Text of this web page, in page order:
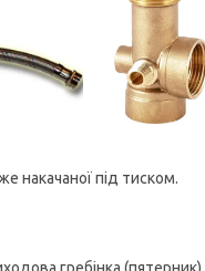
накачаної під тиском.